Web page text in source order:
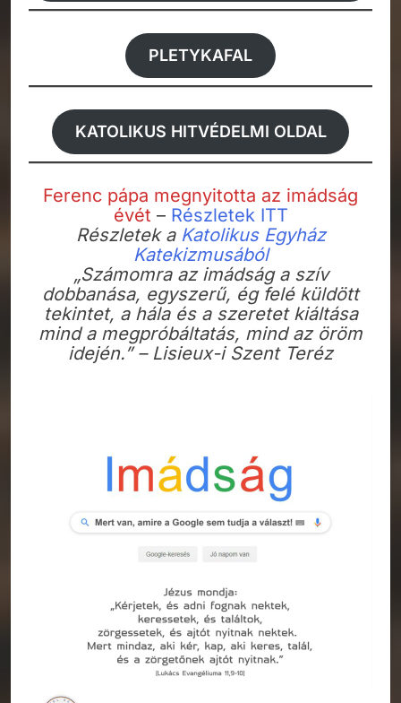
PLETYKAFAL
KATOLIKUS HITVÉDELMI OLDAL
Ferenc pápa megnyitotta az imádság
évét – Részletek ITT
Részletek a Katolikus Egyház
Katekizmusából
„Számomra az imádság a szív
dobbanása, egyszerű, ég felé küldött
tekintet, a hála és a szeretet kiáltása
mind a megpróbáltatás, mind az öröm
idején.” – Lisieux-i Szent Teréz